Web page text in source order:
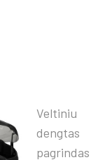
Veltiniu
dengtas
pagrindas